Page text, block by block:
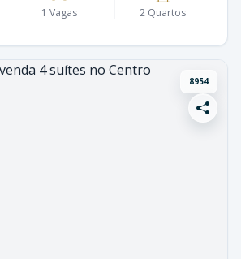
1 Vagas 2 Quartos
8954